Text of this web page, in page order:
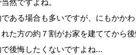
ある場合も多いですが、にもかか
た方の約７割がお家を建ててから
後悔したくないですよね…